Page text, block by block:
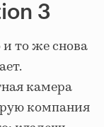
3
то же снова
камера
компания